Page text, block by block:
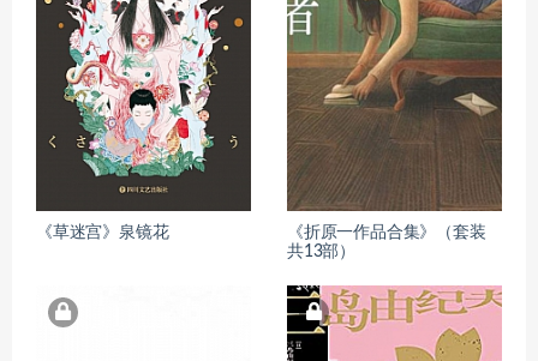
《草迷宫》泉镜花
《折原一作品合集》（套装
共13部）